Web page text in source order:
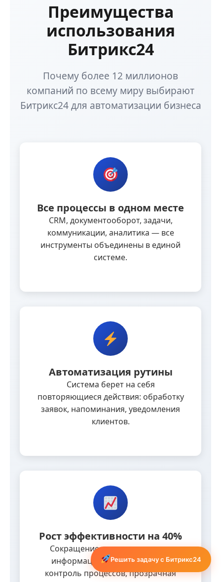
Преимущества
использования
Битрикс24
Почему более 12 миллионов
компаний по всему миру выбирают
Битрикс24 для автоматизации бизнеса
Все процессы в одном месте
CRM, документооборот, задачи,
коммуникации, аналитика — все
инструменты объединены в единой
системе.
Автоматизация рутины
Система берет на себя
повторяющиеся действия: обработку
заявок, напоминания, уведомления
клиентов.
Рост эффективности на 40%
Сокращение времени на поиск
информации, автоматический
контроль процессов, прозрачная
Решить задачу с Битрикс24